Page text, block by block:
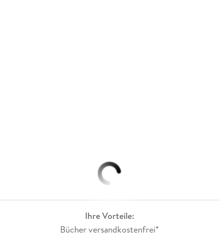
Ihre Vorteile:
Bücher versandkostenfrei*